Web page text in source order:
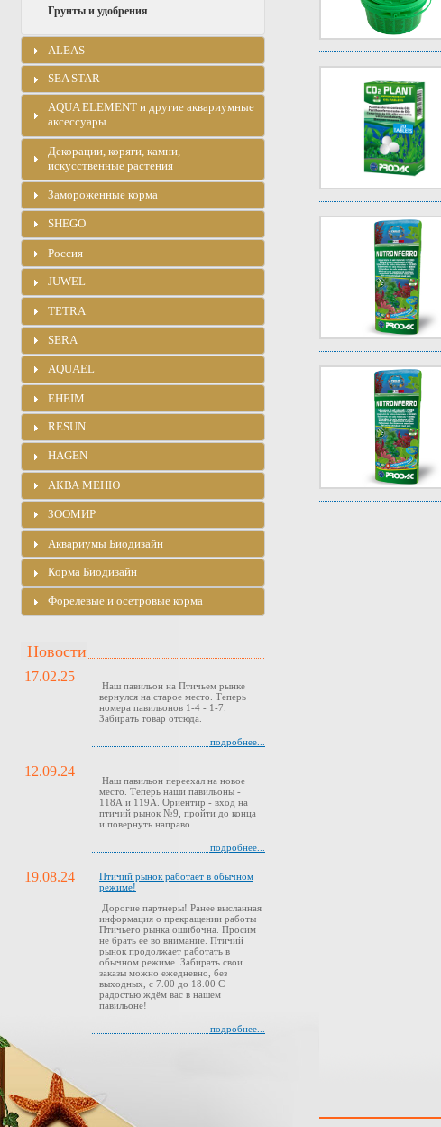
Грунты и удобрения
ALEAS
SEA STAR
AQUA ELEMENT и другие аквариумные
аксессуары
Декорации, коряги, камни,
искусственные растения
Замороженные корма
SHEGO
Россия
JUWEL
TETRA
SERA
AQUAEL
EHEIM
RESUN
HAGEN
АКВА МЕНЮ
ЗООМИР
Аквариумы Биодизайн
Корма Биодизайн
Форелевые и осетровые корма
Новости
17.02.25
Наш павильон на Птичьем рынке
вернулся на старое место. Теперь
номера павильонов 1-4 - 1-7.
Забирать товар отсюда.
подробнее...
12.09.24
Наш павильон переехал на новое
место. Теперь наши павильоны -
118А и 119А. Ориентир - вход на
птичий рынок №9, пройти до конца
и повернуть направо.
подробнее...
19.08.24
Птичий рынок работает в обычном
режиме!
Дорогие партнеры! Ранее высланная
информация о прекращении работы
Птичьего рынка ошибочна. Просим
не брать ее во внимание. Птичий
рынок продолжает работать в
обычном режиме. Забирать свои
заказы можно ежедневно, без
выходных, с 7.00 до 18.00 С
радостью ждём вас в нашем
павильоне!
подробнее...